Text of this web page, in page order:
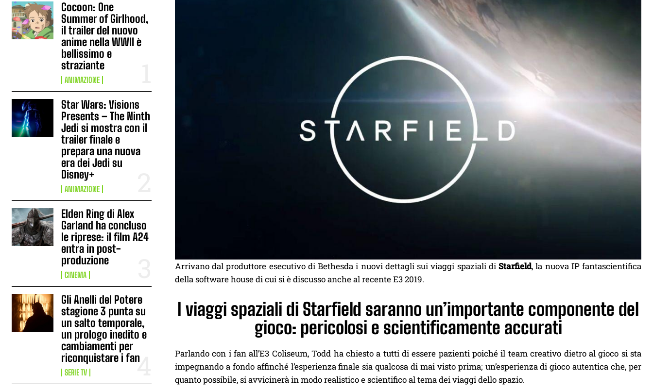
Cocoon: One
Summer of Girlhood,
il trailer del nuovo
anime nella WWII è
bellissimo e
straziante
ANIMAZIONE
Star Wars: Visions
Presents – The Ninth
Jedi si mostra con il
trailer finale e
prepara una nuova
era dei Jedi su
Disney+
ANIMAZIONE
Elden Ring di Alex
Garland ha concluso
le riprese: il film A24
entra in post-
produzione
CINEMA
Gli Anelli del Potere
stagione 3 punta su
un salto temporale,
un prologo inedito e
cambiamenti per
riconquistare i fan
SERIE TV
Arrivano dal produttore esecutivo di Bethesda i nuovi dettagli sui viaggi spaziali diStarfield, la nuova IP fantascientifica
della software house di cui si è discusso anche al recente E3 2019.
I viaggi spaziali di Starfield saranno un’importante componente del
gioco: pericolosi e scientificamente accurati
Parlando con i fan all’E3 Coliseum, Todd ha chiesto a tutti di essere pazienti poiché il team creativo dietro al gioco si sta
impegnando a fondo affinché l’esperienza finale sia qualcosa di mai visto prima; un’esperienza di gioco autentica che, per
quanto possibile, si avvicinerà in modo realistico e scientifico al tema dei viaggi dello spazio.